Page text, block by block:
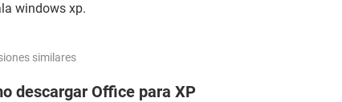
windows xp.
similares
descargar Office para XP